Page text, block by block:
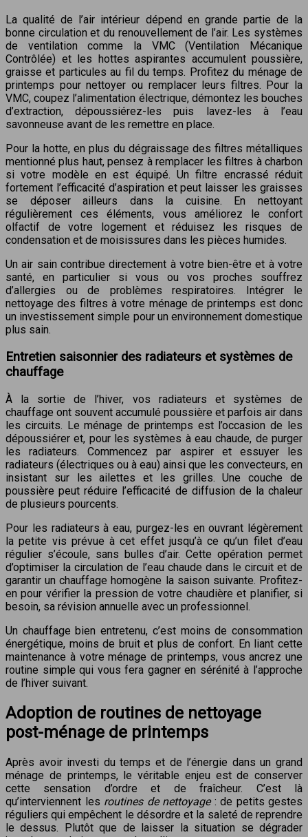
La qualité de l’air intérieur dépend en grande partie de la
bonne circulation et du renouvellement de l’air. Les systèmes
de ventilation comme la VMC (Ventilation Mécanique
Contrôlée) et les hottes aspirantes accumulent poussière,
graisse et particules au fil du temps. Profitez du ménage de
printemps pour nettoyer ou remplacer leurs filtres. Pour la
VMC, coupez l’alimentation électrique, démontez les bouches
d’extraction, dépoussiérez-les puis lavez-les à l’eau
savonneuse avant de les remettre en place.
Pour la hotte, en plus du dégraissage des filtres métalliques
mentionné plus haut, pensez à remplacer les filtres à charbon
si votre modèle en est équipé. Un filtre encrassé réduit
fortement l’efficacité d’aspiration et peut laisser les graisses
se déposer ailleurs dans la cuisine. En nettoyant
régulièrement ces éléments, vous améliorez le confort
olfactif de votre logement et réduisez les risques de
condensation et de moisissures dans les pièces humides.
Un air sain contribue directement à votre bien-être et à votre
santé, en particulier si vous ou vos proches souffrez
d’allergies ou de problèmes respiratoires. Intégrer le
nettoyage des filtres à votre ménage de printemps est donc
un investissement simple pour un environnement domestique
plus sain.
Entretien saisonnier des radiateurs et systèmes de
chauffage
À la sortie de l’hiver, vos radiateurs et systèmes de
chauffage ont souvent accumulé poussière et parfois air dans
les circuits. Le ménage de printemps est l’occasion de les
dépoussiérer et, pour les systèmes à eau chaude, de purger
les radiateurs. Commencez par aspirer et essuyer les
radiateurs (électriques ou à eau) ainsi que les convecteurs, en
insistant sur les ailettes et les grilles. Une couche de
poussière peut réduire l’efficacité de diffusion de la chaleur
de plusieurs pourcents.
Pour les radiateurs à eau, purgez-les en ouvrant légèrement
la petite vis prévue à cet effet jusqu’à ce qu’un filet d’eau
régulier s’écoule, sans bulles d’air. Cette opération permet
d’optimiser la circulation de l’eau chaude dans le circuit et de
garantir un chauffage homogène la saison suivante. Profitez-
en pour vérifier la pression de votre chaudière et planifier, si
besoin, sa révision annuelle avec un professionnel.
Un chauffage bien entretenu, c’est moins de consommation
énergétique, moins de bruit et plus de confort. En liant cette
maintenance à votre ménage de printemps, vous ancrez une
routine simple qui vous fera gagner en sérénité à l’approche
de l’hiver suivant.
Adoption de routines de nettoyage
post-ménage de printemps
Après avoir investi du temps et de l’énergie dans un grand
ménage de printemps, le véritable enjeu est de conserver
cette sensation d’ordre et de fraîcheur. C’est là
qu’interviennent les routines de nettoyage: de petits gestes
réguliers qui empêchent le désordre et la saleté de reprendre
le dessus. Plutôt que de laisser la situation se dégrader